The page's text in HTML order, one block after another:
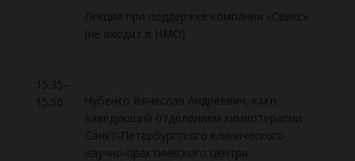
15:35–
15:50
Лекция при поддержке компании «Свикс»
(не входит в НМО)
Чубенко Вячеслав Андреевич, к.м.н.,
заведующий отделением химиотерапии
Санкт-Петербургского клинического
научно-практического центра